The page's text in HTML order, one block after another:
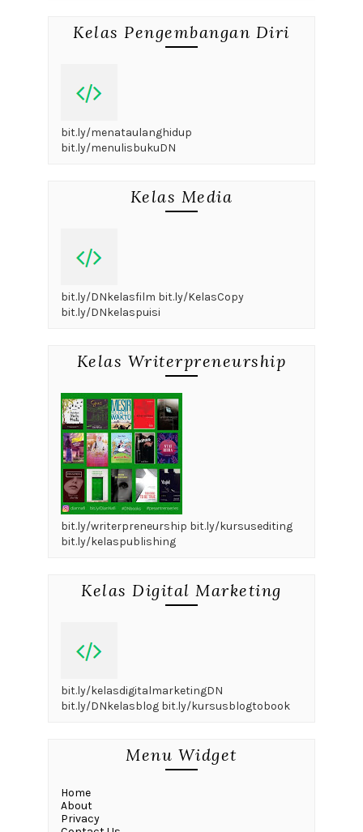
Kelas Pengembangan Diri
bit.ly/menataulanghidup
bit.ly/menulisbukuDN
Kelas Media
bit.ly/DNkelasfilm bit.ly/KelasCopy
bit.ly/DNkelaspuisi
Kelas Writerpreneurship
bit.ly/writerpreneurship bit.ly/kursusediting
bit.ly/kelaspublishing
Kelas Digital Marketing
bit.ly/kelasdigitalmarketingDN
bit.ly/DNkelasblog bit.ly/kursusblogtobook
Menu Widget
Home
About
Privacy